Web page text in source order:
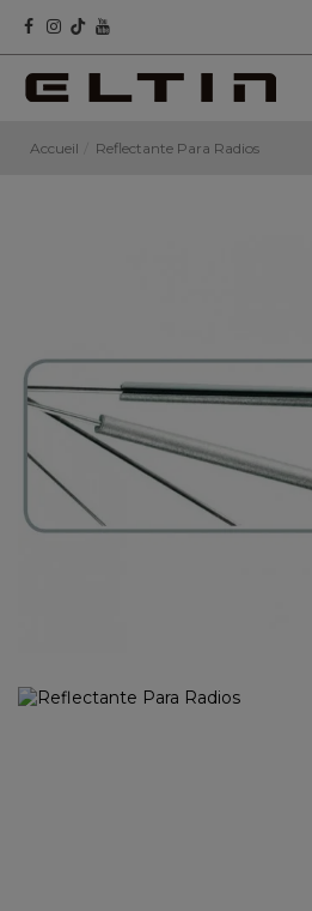
Accueil Reflectante Para Radios